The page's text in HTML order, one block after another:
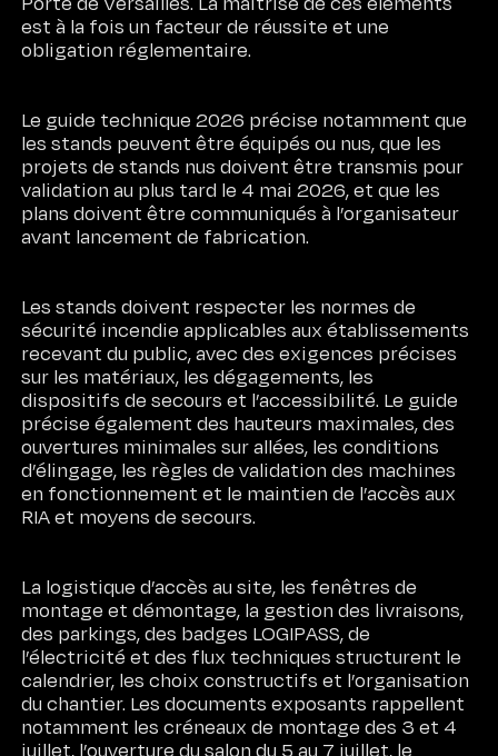
est à la fois un facteur de réussite et une
obligation réglementaire.
Le guide technique 2026 précise notamment que
les stands peuvent être équipés ou nus, que les
projets de stands nus doivent être transmis pour
validation au plus tard le 4 mai 2026, et que les
plans doivent être communiqués à l’organisateur
avant lancement de fabrication.
Les stands doivent respecter les normes de
sécurité incendie applicables aux établissements
recevant du public, avec des exigences précises
sur les matériaux, les dégagements, les
dispositifs de secours et l’accessibilité. Le guide
précise également des hauteurs maximales, des
ouvertures minimales sur allées, les conditions
d’élingage, les règles de validation des machines
en fonctionnement et le maintien de l’accès aux
RIA et moyens de secours.
La logistique d’accès au site, les fenêtres de
montage et démontage, la gestion des livraisons,
des parkings, des badges LOGIPASS, de
l’électricité et des flux techniques structurent le
calendrier, les choix constructifs et l’organisation
du chantier. Les documents exposants rappellent
notamment les créneaux de montage des 3 et 4
juillet, l’ouverture du salon du 5 au 7 juillet, le